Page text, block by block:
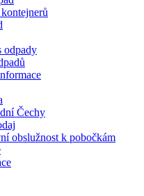
odpady
Čechy
obslužnost k pobočkám